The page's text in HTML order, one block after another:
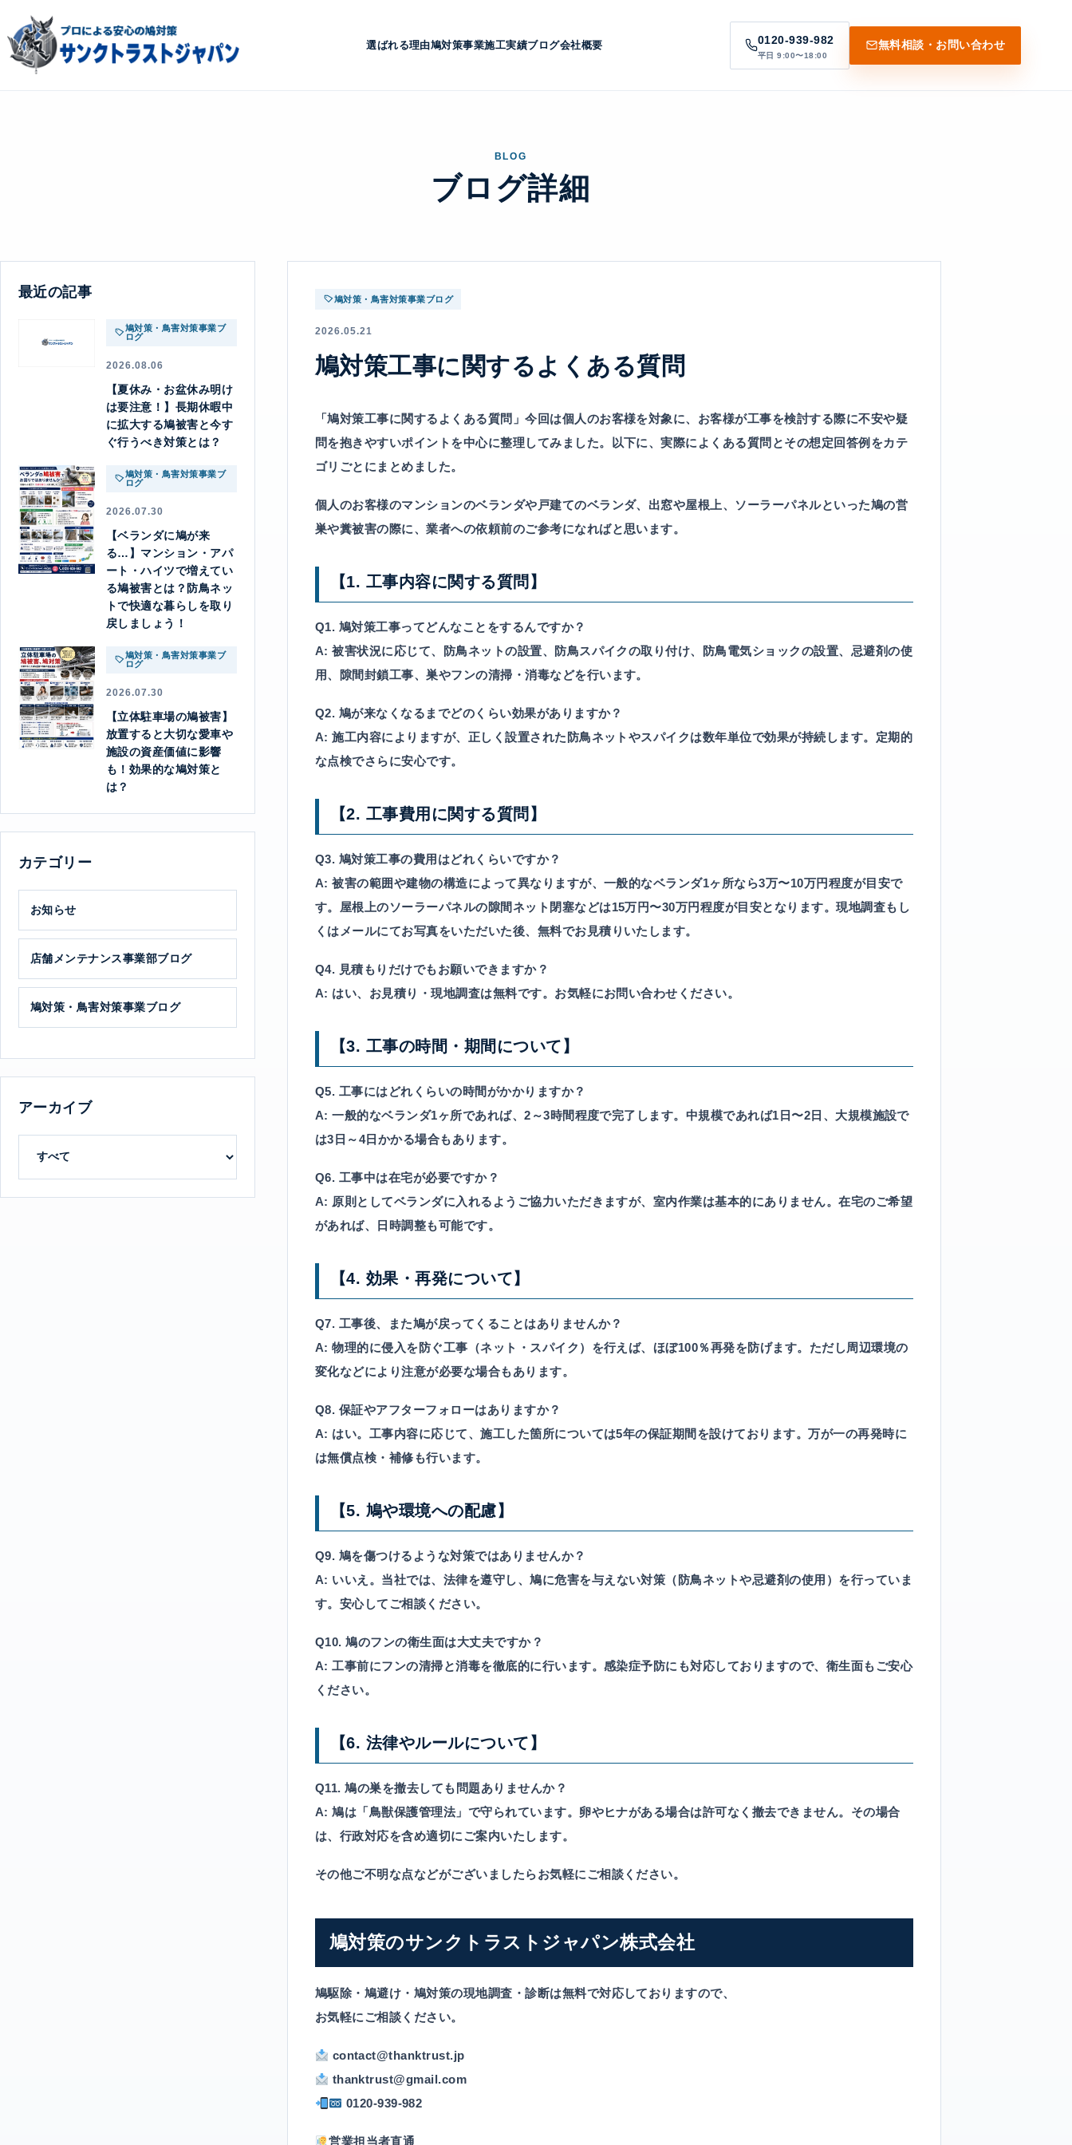
選ばれる理由鳩対策事業施工実績ブログ会社概要 0120-939-982
平日 9:00〜18:00
無料相談・お問い合わせ
BLOG
ブログ詳細
最近の記事
鳩対策・鳥害対策事業ブ
ログ
2026.08.06
【夏休み・お盆休み明け
は要注意！】長期休暇中
に拡大する鳩被害と今す
ぐ行うべき対策とは？
鳩対策・鳥害対策事業ブ
ログ
2026.07.30
【ベランダに鳩が来
る…】マンション・アパ
ート・ハイツで増えてい
る鳩被害とは？防鳥ネッ
トで快適な暮らしを取り
戻しましょう！
鳩対策・鳥害対策事業ブ
ログ
2026.07.30
【立体駐車場の鳩被害】
放置すると大切な愛車や
施設の資産価値に影響
も！効果的な鳩対策と
は？
カテゴリー
お知らせ
店舗メンテナンス事業部ブログ
鳩対策・鳥害対策事業ブログ
アーカイブ
鳩対策・鳥害対策事業ブログ
2026.05.21
鳩対策工事に関するよくある質問
「鳩対策工事に関するよくある質問」今回は個人のお客様を対象に、お客様が工事を検討する際に不安や疑
問を抱きやすいポイントを中心に整理してみました。以下に、実際によくある質問とその想定回答例をカテ
ゴリごとにまとめました。
個人のお客様のマンションのベランダや戸建てのベランダ、出窓や屋根上、ソーラーパネルといった鳩の営
巣や糞被害の際に、業者への依頼前のご参考になればと思います。
【1. 工事内容に関する質問】
Q1. 鳩対策工事ってどんなことをするんですか？
A: 被害状況に応じて、防鳥ネットの設置、防鳥スパイクの取り付け、防鳥電気ショックの設置、忌避剤の使
用、隙間封鎖工事、巣やフンの清掃・消毒などを行います。
Q2. 鳩が来なくなるまでどのくらい効果がありますか？
A: 施工内容によりますが、正しく設置された防鳥ネットやスパイクは数年単位で効果が持続します。定期的
な点検でさらに安心です。
【2. 工事費用に関する質問】
Q3. 鳩対策工事の費用はどれくらいですか？
A: 被害の範囲や建物の構造によって異なりますが、一般的なベランダ1ヶ所なら3万〜10万円程度が目安で
す。屋根上のソーラーパネルの隙間ネット閉塞などは15万円〜30万円程度が目安となります。現地調査もし
くはメールにてお写真をいただいた後、無料でお見積りいたします。
Q4. 見積もりだけでもお願いできますか？
A: はい、お見積り・現地調査は無料です。お気軽にお問い合わせください。
【3. 工事の時間・期間について】
Q5. 工事にはどれくらいの時間がかかりますか？
A: 一般的なベランダ1ヶ所であれば、2～3時間程度で完了します。中規模であれば1日〜2日、大規模施設で
は3日～4日かかる場合もあります。
Q6. 工事中は在宅が必要ですか？
A: 原則としてベランダに入れるようご協力いただきますが、室内作業は基本的にありません。在宅のご希望
があれば、日時調整も可能です。
【4. 効果・再発について】
Q7. 工事後、また鳩が戻ってくることはありませんか？
A: 物理的に侵入を防ぐ工事（ネット・スパイク）を行えば、ほぼ100％再発を防げます。ただし周辺環境の
変化などにより注意が必要な場合もあります。
Q8. 保証やアフターフォローはありますか？
A: はい。工事内容に応じて、施工した箇所については5年の保証期間を設けております。万が一の再発時に
は無償点検・補修も行います。
【5. 鳩や環境への配慮】
Q9. 鳩を傷つけるような対策ではありませんか？
A: いいえ。当社では、 法律を遵守し、鳩に危害を与えない対策（防鳥ネットや忌避剤の使用） を行っていま
す。安心してご相談ください。
Q10. 鳩のフンの衛生面は大丈夫ですか？
A: 工事前にフンの清掃と消毒を徹底的に行います。感染症予防にも対応しておりますので、衛生面もご安心
ください。
【6. 法律やルールについて】
Q11. 鳩の巣を撤去しても問題ありませんか？
A: 鳩は「鳥獣保護管理法」で守られています。卵やヒナがある場合は許可なく撤去できません。その場合
は、行政対応を含め適切にご案内いたします。
その他ご不明な点などがございましたらお気軽にご相談ください。
鳩対策のサンクトラストジャパン株式会社
鳩駆除・鳩避け・鳩対策の現地調査・診断は無料で対応しておりますので、
お気軽にご相談ください。
contact@thanktrust.jp
thanktrust@gmail.com
0120-939-982
営業担当者直通